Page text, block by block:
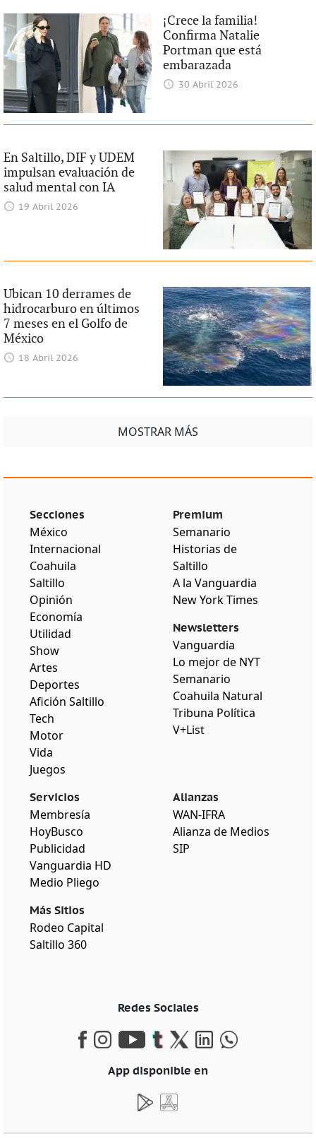
¡Crece la familia!
Confirma Natalie
Portman que está
embarazada
30 Abril 2026
En Saltillo, DIF y UDEM
impulsan evaluación de
salud mental con IA
19 Abril 2026
Ubican 10 derrames de
hidrocarburo en últimos
7 meses en el Golfo de
México
18 Abril 2026
MOSTRAR MÁS
Secciones
México
Internacional
Coahuila
Saltillo
Opinión
Economía
Utilidad
Show
Artes
Deportes
Afición Saltillo
Tech
Motor
Vida
Juegos
Premium
Semanario
Historias de
Saltillo
A la Vanguardia
New York Times
Newsletters
Vanguardia
Lo mejor de NYT
Semanario
Coahuila Natural
Tribuna Política
V+List
Servicios
Membresía
HoyBusco
Publicidad
Vanguardia HD
Medio Pliego
Más Sitios
Rodeo Capital
Saltillo 360
Alianzas
WAN-IFRA
Alianza de Medios
SIP
Redes Sociales
App disponible en